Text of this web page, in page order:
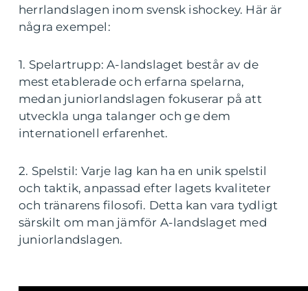
herrlandslagen inom svensk ishockey. Här är
några exempel:
1. Spelartrupp: A-landslaget består av de
mest etablerade och erfarna spelarna,
medan juniorlandslagen fokuserar på att
utveckla unga talanger och ge dem
internationell erfarenhet.
2. Spelstil: Varje lag kan ha en unik spelstil
och taktik, anpassad efter lagets kvaliteter
och tränarens filosofi. Detta kan vara tydligt
särskilt om man jämför A-landslaget med
juniorlandslagen.